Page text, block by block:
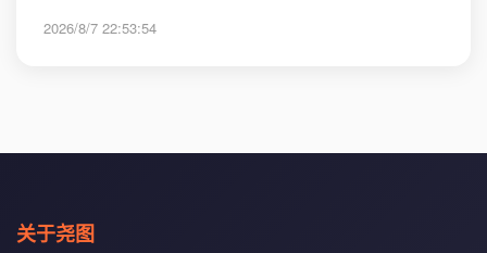
2026/8/7 22:53:54
关于尧图